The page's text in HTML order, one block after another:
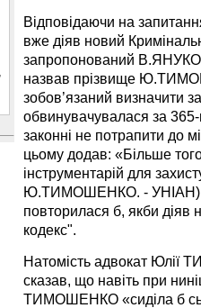
Відповідаючи на
вже діяв новий
запропонований
назвав прізвище
зобов’язаний визначити
обвинувачувалася за
законні не потрапити до
цьому додав: «Більше
інструментарій для
Ю.ТИМОШЕНКО. - УНІАН),
повторилася б, якби діяв
кодекс".
Натомість адвокат
сказав, що навіть при
ТИМОШЕНКО «сиділа б